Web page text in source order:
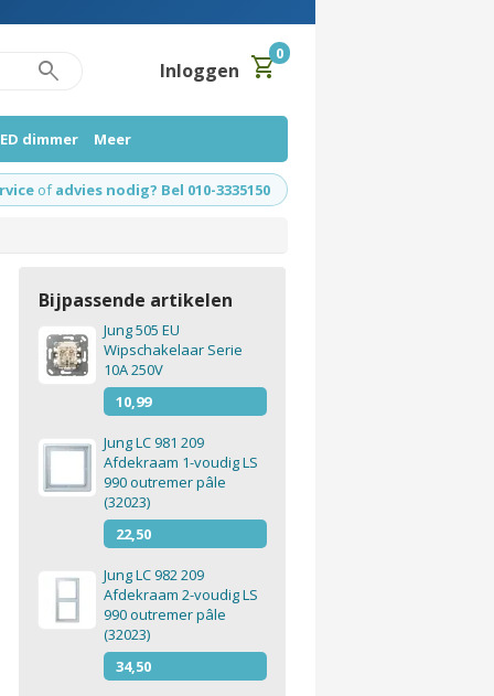
search Inloggen shopping_cart0
dimmer Meer
of advies nodig? Bel 010-3335150
Bijpassende artikelen
Jung 505 EU
Wipschakelaar Serie
10A 250V
10,99
Jung LC 981 209
Afdekraam 1-voudig LS
990 outremer pâle
(32023)
22,50
Jung LC 982 209
Afdekraam 2-voudig LS
990 outremer pâle
(32023)
34,50